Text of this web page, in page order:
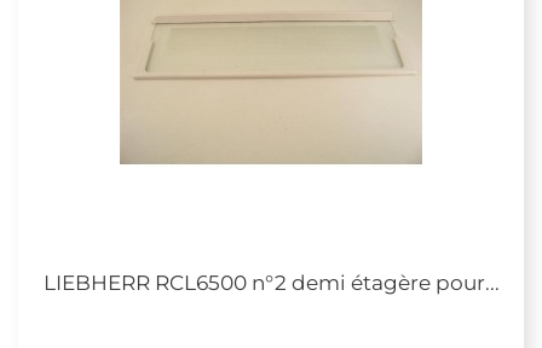
LIEBHERR RCL6500 n°2 demi étagère pour...